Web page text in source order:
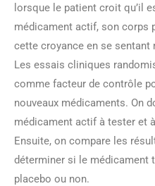
lorsque le patient croit qu’il
médicament actif, son corps
cette croyance en se sentant
Les essais cliniques
comme facteur de contrôle
nouveaux médicaments. On
médicament actif à tester et
Ensuite, on compare les
déterminer si le médicament
placebo ou non.